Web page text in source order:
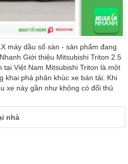
máy dầu số sàn - sản phẩm đang
Giới thiệu Mitsubishi Triton 2.5
tại Việt Nam Mitsubishi Triton là một
khai phá phân khúc xe bán tải. Khi
xe này gần như không có đối thủ
nhà